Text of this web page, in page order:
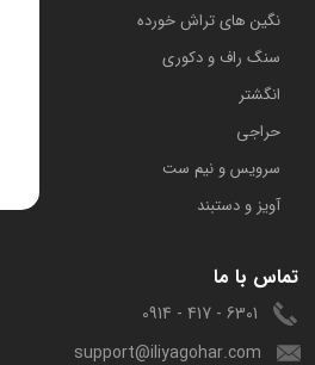
​نگین های تراش خورده
سنگ راف و دکوری
انگشتر
حراجی
سرویس و نیم ست
آویز و دستبند
تماس با ما
6301 - 417 - 0914
support@iliyagohar.com